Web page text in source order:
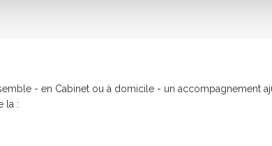
- en Cabinet ou à domicile - un accompagnement
la :